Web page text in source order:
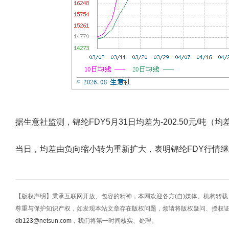
据生意社监测，锦纶FDY5月31日均差为-202.50元/吨（均
当日，均差由负向缩小转为重新扩大，表明锦纶FDY行情
【版权声明】秉承互联网开放、包容的精神，本网欢迎各方(自)媒体、机构转
尊重与保护知识产权，如发现本站文章存在版权问题，烦请将版权疑问、授权
db123@netsun.com ，我们将第一时间核实、处理。